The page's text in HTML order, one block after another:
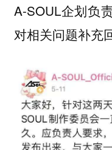
A-SOUL企划负
对相关问题补充